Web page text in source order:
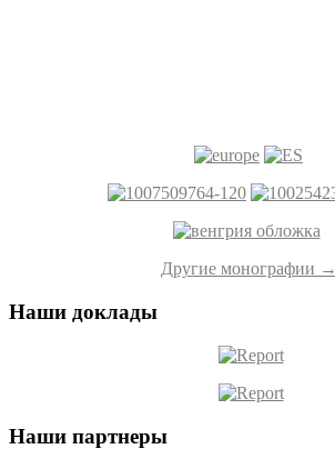
Другие монографии →
Наши доклады
Наши партнеры